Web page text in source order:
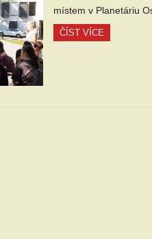
místem v Planetáriu
ČÍST VÍCE